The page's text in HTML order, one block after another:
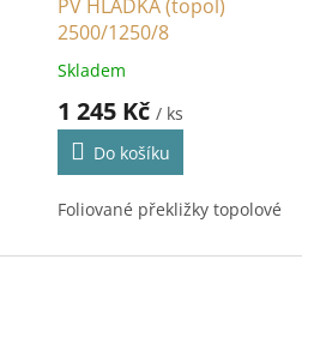
PV HLADKÁ (topol)
2500/1250/8
Skladem
1 245 Kč / ks
Do košíku
Foliované překližky topolové